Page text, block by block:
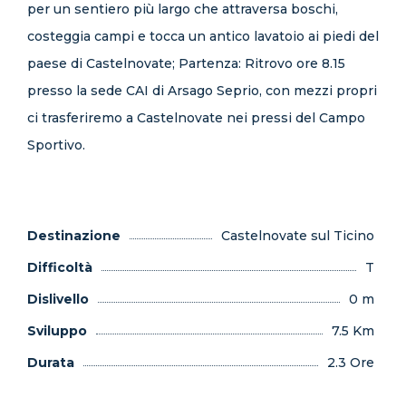
per un sentiero più largo che attraversa boschi,
costeggia campi e tocca un antico lavatoio ai piedi del
paese di Castelnovate; Partenza: Ritrovo ore 8.15
presso la sede CAI di Arsago Seprio, con mezzi propri
ci trasferiremo a Castelnovate nei pressi del Campo
Sportivo.
Destinazione
Castelnovate sul Ticino
Difficoltà
T
Dislivello
0 m
Sviluppo
7.5 Km
Durata
2.3 Ore